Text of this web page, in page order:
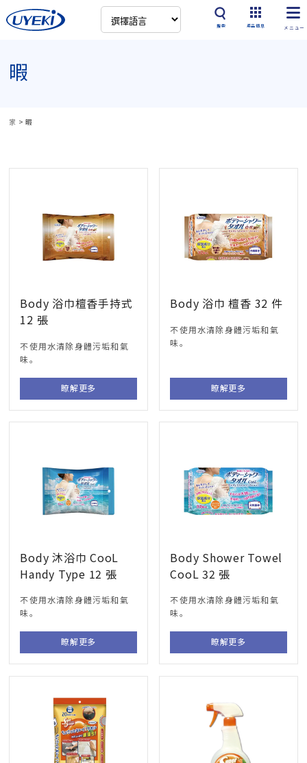
搜索 產品信息
暇
家 >暇
Body 浴巾檀香手持式
12 張
不使用水清除身體污垢和氣
味。
瞭解更多
Body 浴巾 檀香 32 件
不使用水清除身體污垢和氣
味。
瞭解更多
Body 沐浴巾 CooL
Handy Type 12 張
不使用水清除身體污垢和氣
味。
瞭解更多
Body Shower Towel
CooL 32 張
不使用水清除身體污垢和氣
味。
瞭解更多